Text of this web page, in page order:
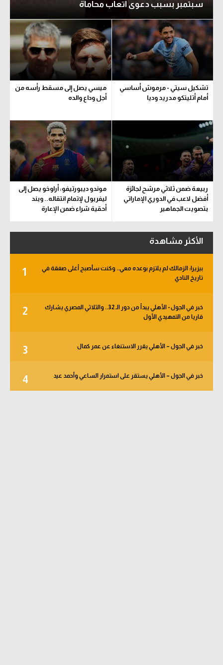
سبتمبر بسبب دعوى أتعاب محاماة
تشكيل سيتي - مرموش أساسي
أمام أتليتكو مدريد وديا
ميسي يصل إلى مسقط رأسه من
أجل وداع والده
ربيعة ضمن ثلاثي مرشح لجائزة
أفضل لاعب في الدوري الإماراتي
بتصويت الجماهير
موندو ديبورتيفو: أراوخو يصل إلى
ليفربول لإتمام انتقاله.. وبند
أحقية شراء ضمن الإعارة
الأكثر مشاهدة
1
بيزيرا: الزمالك لم يلتزم بوعده معي.. وكنت سأصبح أغلى صفقة في
تاريخ النادي
2
خبر في الجول - الأهلي يبدأ من دور الـ 32.. والثلاثي المصري يشارك
قاريا من التمهيدي الأول
3 خبر في الجول – الأهلي يقرر الاستنغاء عن عمر كمال
4 خبر في الجول – الأهلي يستقر على استمرار الساعي وأحمد عيد